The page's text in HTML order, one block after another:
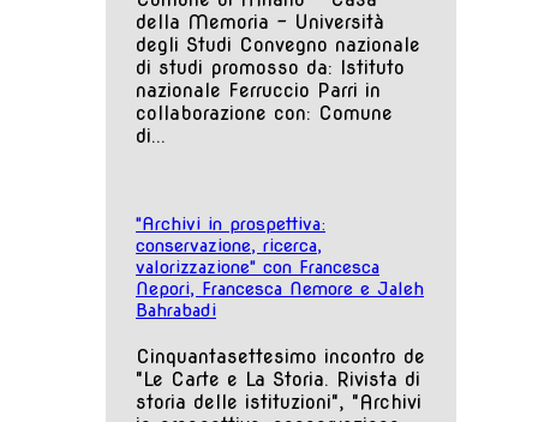
della Memoria – Università
degli Studi Convegno nazionale
di studi promosso da: Istituto
nazionale Ferruccio Parri in
collaborazione con: Comune
di...
"Archivi in prospettiva:
conservazione, ricerca,
valorizzazione" con Francesca
Nepori, Francesca Nemore e Jaleh
Bahrabadi
Cinquantasettesimo incontro de
"Le Carte e La Storia. Rivista di
storia delle istituzioni", "Archivi